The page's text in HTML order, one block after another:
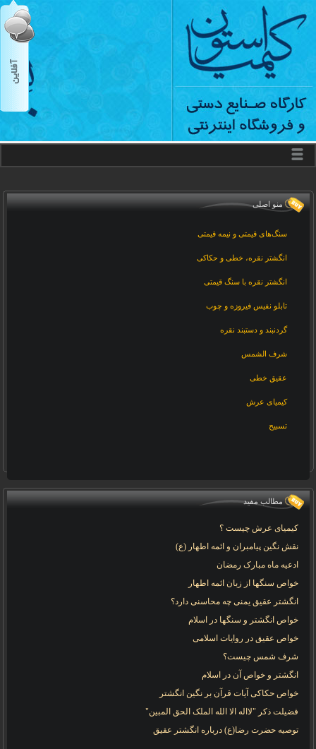
منو اصلی
سنگ‌های قیمتی و نیمه قیمتی
انگشتر نقره، خطی و حکاکی
انگشتر نقره با سنگ قیمتی
تابلو نفیس فیروزه و چوب
گردنبند و دستبند نقره
شرف الشمس
عقیق خطی
کیمیای عرش
تسبیح
مطالب مفید
کیمیای عرش چیست ؟
نقش نگین پیامبران و ائمه اطهار (ع)
ادعیه ماه مبارک رمضان
خواص سنگها از زبان ائمه اطهار
انگشتر عقیق یمنی چه محاسنی دارد؟
خواص انگشتر و سنگها در اسلام
خواص عقیق در روایات اسلامی
شرف شمس چیست؟
انگشتر و خواص آن در اسلام
خواص حکاکی آیات قرآن بر نگین انگشتر
فضیلت ذکر "لااله الا الله الملک الحق المبین"
توصیه حضرت رضا(ع) درباره انگشتر عقیق